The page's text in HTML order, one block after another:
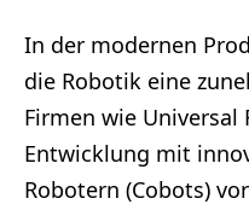
In der modernen
die Robotik eine
Firmen wie
Entwicklung mit
Robotern (Cobots)